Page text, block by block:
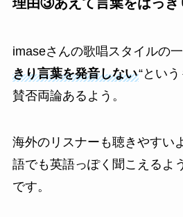
imaseさんの歌唱スタイルの
きり言葉を発音しない“とい
賛否両論あるよう。
海外のリスナーも聴きやすい
語でも英語っぽく聞こえるよ
です。